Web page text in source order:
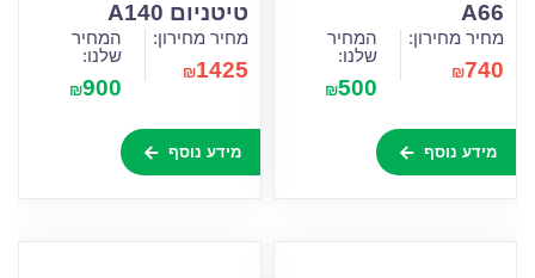
A66
מחיר מחירון:
₪740
המחיר
שלנו:
₪500
מידע נוסף
טיטניום A140
מחיר מחירון:
₪1425
המחיר
שלנו:
₪900
מידע נוסף